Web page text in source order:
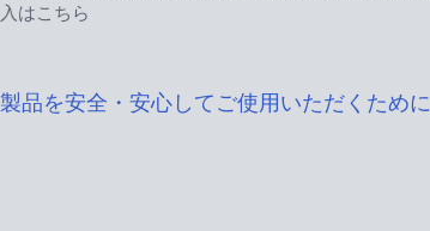
入はこちら
製品を安全・安心してご使用いただくために